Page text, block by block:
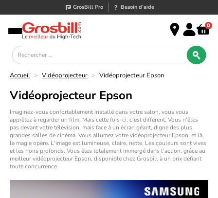
GrosBill Pro Besoin d’aide
0
Accueil > Vidéoprojecteur > Vidéoprojecteur Epson
Vidéoprojecteur Epson
Imaginez-vous confortablement installé dans votre salon, vous vous
apprêtez à regarder un film. Mais cette fois-ci, c'est différent. Vous n'êtes
pas devant votre télévision, mais face à un écran géant, digne des plus
grandes salles de cinéma. Vous allumez votrevidéoprojecteur Epson, et là,
la magie opère. L'image est lumineuse, claire, nette. Les couleurs sont vives
et les noirs profonds. Vous êtes totalement immergé dans l'action, grâce au
meilleur vidéoprojecteur Epson, disponible chez Grosbill à un prix défiant
toute concurrence.